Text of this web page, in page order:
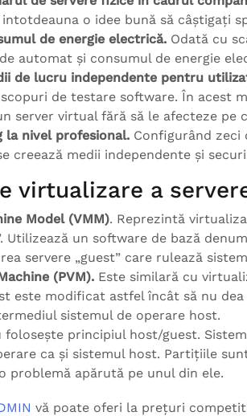
intotdeauna o idee bună să câștigați
de energie electrică. Odată cu
automat și consumul de energie
de lucru independente pentru
de testare software. În acest
server virtual fără să le afecteze pe
la nivel profesional. Configurând zeci
creează medii independente și
virtualizare a
Model (VMM). Reprezintă
Utilizează un software de bază
servere „guest” care rulează
(PVM). Este similară cu
este modificat astfel încât să nu
sistemul de operare host.
folosește principiul host/guest.
ca și sistemul host. Partițiile
problemă apărută pe unul din ele.
vă poate oferi la prețuri